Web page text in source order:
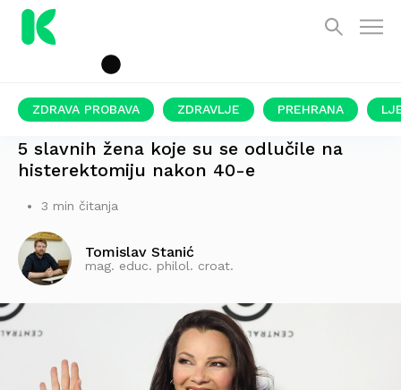
ZDRAVA PROBAVA ZDRAVLJE PREHRANA
5 slavnih žena koje su se odlučile na
histerektomiju nakon 40-e
3 min čitanja
Tomislav Stanić
mag. educ. philol. croat.